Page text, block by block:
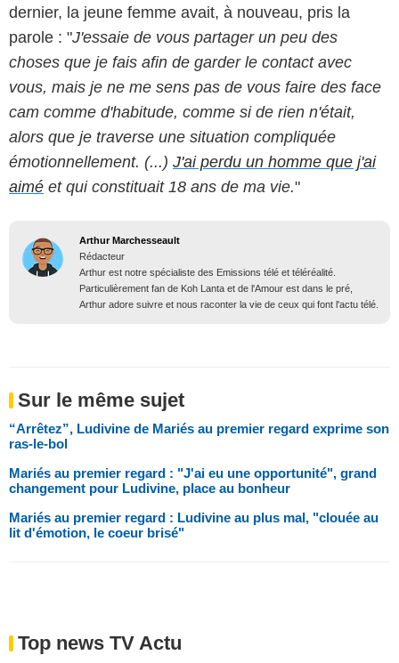
dernier, la jeune femme avait, à nouveau, pris la
parole : "J'essaie de vous partager un peu des
choses que je fais afin de garder le contact avec
vous, mais je ne me sens pas de vous faire des face
cam comme d'habitude, comme si de rien n'était,
alors que je traverse une situation compliquée
émotionnellement. (...) J'ai perdu un homme que j'ai
aimé et qui constituait 18 ans de ma vie."
Arthur Marchesseault
Rédacteur
Arthur est notre spécialiste des Emissions télé et téléréalité.
Particulièrement fan de Koh Lanta et de l'Amour est dans le pré,
Arthur adore suivre et nous raconter la vie de ceux qui font l'actu télé.
Sur le même sujet
“Arrêtez”, Ludivine de Mariés au premier regard exprime son
ras-le-bol
Mariés au premier regard : "J'ai eu une opportunité", grand
changement pour Ludivine, place au bonheur
Mariés au premier regard : Ludivine au plus mal, "clouée au
lit d'émotion, le coeur brisé"
Top news TV Actu